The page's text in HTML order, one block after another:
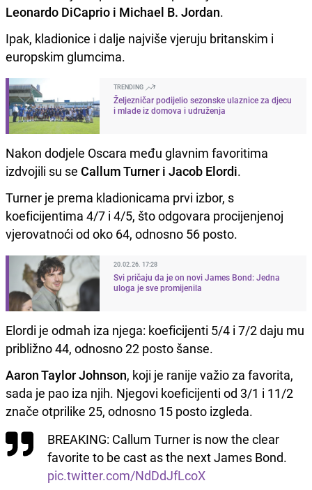
Leonardo DiCaprio i Michael B. Jordan.
Ipak, kladionice i dalje najviše vjeruju britanskim i
europskim glumcima.
TRENDING
Željezničar podijelio sezonske ulaznice za djecu
i mlade iz domova i udruženja
Nakon dodjele Oscara među glavnim favoritima
izdvojili su se Callum Turner i Jacob Elordi.
Turner je prema kladionicama prvi izbor, s
koeficijentima 4/7 i 4/5, što odgovara procijenjenoj
vjerovatnoći od oko 64, odnosno 56 posto.
20.02.26. 17:28
Svi pričaju da je on novi James Bond: Jedna
uloga je sve promijenila
Elordi je odmah iza njega: koeficijenti 5/4 i 7/2 daju mu
približno 44, odnosno 22 posto šanse.
Aaron Taylor Johnson, koji je ranije važio za favorita,
sada je pao iza njih. Njegovi koeficijenti od 3/1 i 11/2
znače otprilike 25, odnosno 15 posto izgleda.
BREAKING: Callum Turner is now the clear
favorite to be cast as the next James Bond.
pic.twitter.com/NdDdJfLcoX